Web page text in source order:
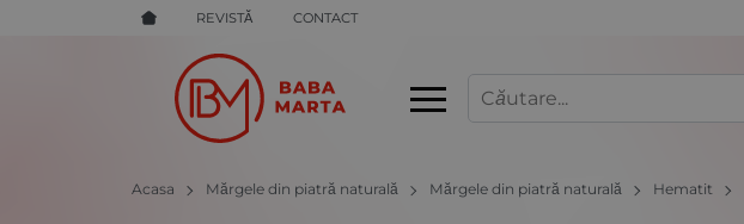
REVISTĂ CONTACT
Acasa Mărgele din piatră naturală Mărgele din piatră naturală Hematit